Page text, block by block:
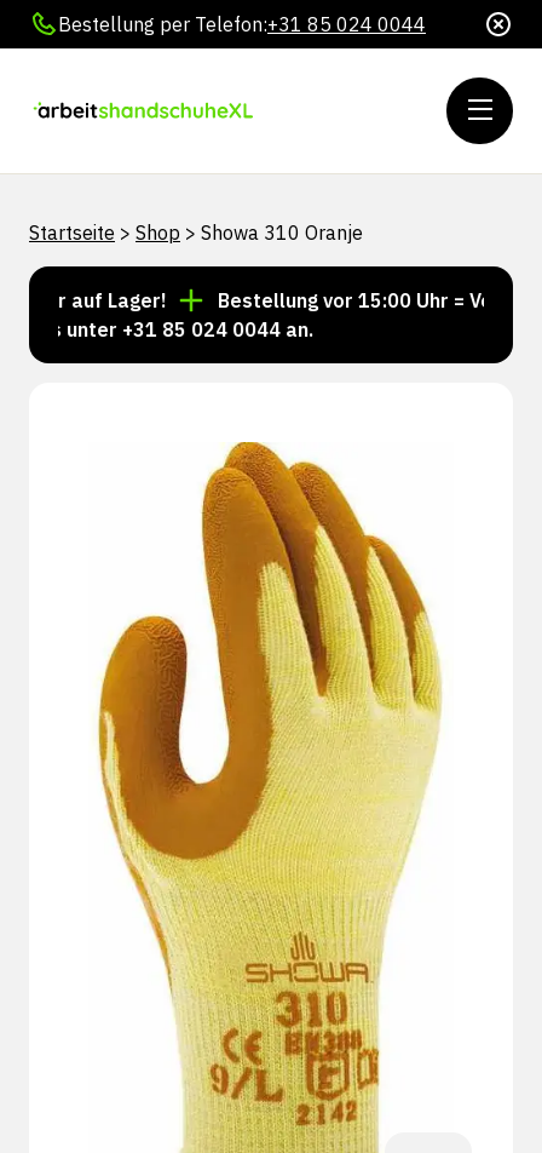
Bestellung per Telefon:+31 85 024 0044
Startseite > Shop > Showa 310 Oranje
auf Lager!
Bestellung vor 15:00 Uhr = Versand
unter +31 85 024 0044 an.